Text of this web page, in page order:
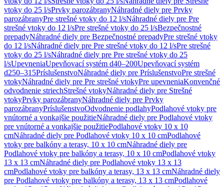
vtoky do 25 l/sPrvky parozábranyNáhradné diely pre Prvky
parozábranyPre strešné vtoky do 12 l/sNáhradné diely pre Pre
strešné vtoky do 12 l/sPre strešné vtoky do 25 l/sBezpečnostné
prepadyNáhradné diely pre Bezpečnostné prepadyPre strešné vtoky
do 12 l/sNáhradné diely pre Pre strešné vtoky do 12 l/sPre strešné
vtoky do 25 l/sNáhradné diely pre Pre strešné vtoky do 25
l/sUpevneniaUpevňovací systém d40–200Upevňovací systém
d250–315PríslušenstvoNáhradné diely pre PríslušenstvoPre strešné
vtokyNáhradné diely pre Pre strešné vtokyPre upevneniaKonvenčné
odvodnenie striechStrešné vtokyNáhradné diely pre Strešné
vtokyPrvky parozábranyNáhradné diely pre Prvky
parozábranyPríslušenstvoOdvodnenie podlahyPodlahové vtoky pre
vnútorné a vonkajšie použitieNáhradné diely pre Podlahové vtoky
pre vnútorné a vonkajšie použitiePodlahové vtoky 10 x 10
cmNáhradné diely pre Podlahové vtoky 10 x 10 cmPodlahové
vtoky pre balkóny a terasy, 10 x 10 cmNáhradné diely pre
Podlahové vtoky pre balkóny a terasy, 10 x 10 cmPodlahové vtoky
13 x 13 cmNáhradné diely pre Podlahové vtoky 13 x 13
cmPodlahové vtoky pre balkóny a terasy, 13 x 13 cmNáhradné diely
pre Podlahové vtoky pre balkóny a terasy, 13 x 13 cmPodlahové